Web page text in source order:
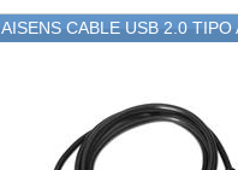
AISENS CABLE USB 2.0